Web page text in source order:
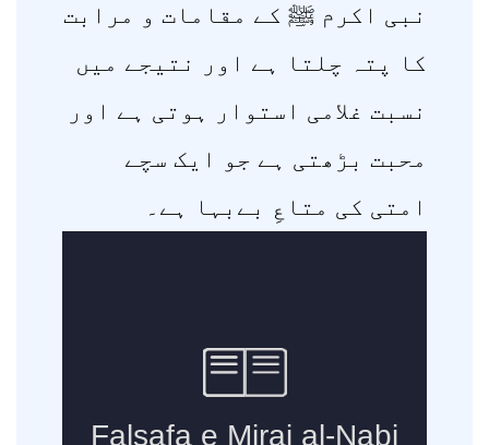
نبی اکرم ﷺ کے مقامات و مرابت
کا پتہ چلتا ہے اور نتیجے میں
نسبت غلامی استوار ہوتی ہے اور
محبت بڑھتی ہے جو ایک سچے
امتی کی متاعِ بےبہا ہے۔